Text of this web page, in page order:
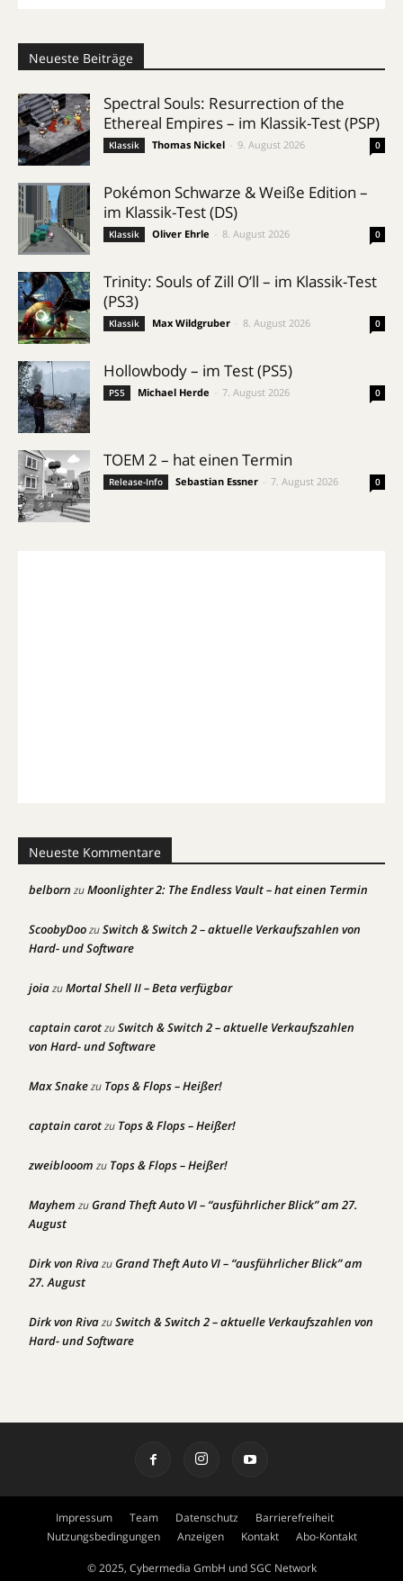
Neueste Beiträge
Spectral Souls: Resurrection of the
Ethereal Empires – im Klassik-Test (PSP)
Klassik Thomas Nickel 9. August 2026 0
Pokémon Schwarze & Weiße Edition –
im Klassik-Test (DS)
Klassik Oliver Ehrle 8. August 2026 0
Trinity: Souls of Zill O’ll – im Klassik-Test
(PS3)
Klassik Max Wildgruber 8. August 2026 0
Hollowbody – im Test (PS5)
PS5 Michael Herde 7. August 2026 0
TOEM 2 – hat einen Termin
Release-Info Sebastian Essner 7. August 2026 0
Neueste Kommentare
belborn zuMoonlighter 2: The Endless Vault – hat einen Termin
ScoobyDoozuSwitch & Switch 2 – aktuelle Verkaufszahlen von
Hard- und Software
joiazuMortal Shell II – Beta verfügbar
captain carotzuSwitch & Switch 2 – aktuelle Verkaufszahlen
von Hard- und Software
Max Snakezu Tops & Flops – Heißer!
captain carotzu Tops & Flops – Heißer!
zweiblooom zu Tops & Flops – Heißer!
Mayhem zuGrand Theft Auto VI – “ausführlicher Blick” am 27.
August
Dirk von RivazuGrand Theft Auto VI – “ausführlicher Blick” am
27. August
Dirk von RivazuSwitch & Switch 2 – aktuelle Verkaufszahlen von
Hard- und Software
Impressum Team Datenschutz
Barrierefreiheit
Nutzungsbedingungen
Anzeigen Kontakt Abo-Kontakt
© 2025, Cybermedia GmbH und SGC Network